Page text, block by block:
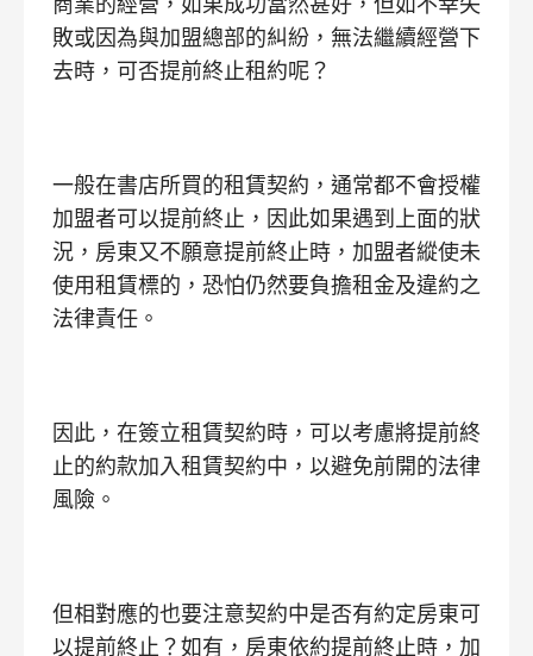
敗或因為與加盟總部的糾紛，無法繼續經營下
去時，可否提前終止租約呢？
一般在書店所買的租賃契約，通常都不會授權
加盟者可以提前終止，因此如果遇到上面的狀
況，房東又不願意提前終止時，加盟者縱使未
使用租賃標的，恐怕仍然要負擔租金及違約之
法律責任。
因此，在簽立租賃契約時，可以考慮將提前終
止的約款加入租賃契約中，以避免前開的法律
風險。
但相對應的也要注意契約中是否有約定房東可
以提前終止？如有，房東依約提前終止時，加